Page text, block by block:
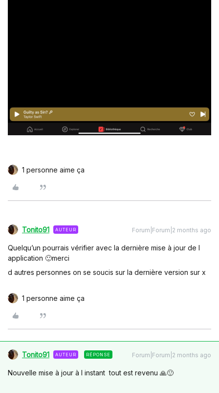
1 personne aime ça
Tonito91 AUTEUR Forum|Forum|2 months ago
Quelqu’un pourrais vérifier avec la dernière mise à jour de l
application 🙂merci
d autres personnes on se soucis sur la dernière version sur x
1 personne aime ça
Tonito91 AUTEUR RÉPONSE Forum|Forum|2 months ago
Nouvelle mise à jour à l instant tout est revenu 🙏🙂